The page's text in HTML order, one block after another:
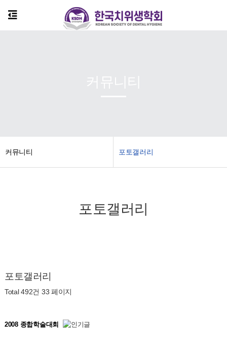
커뮤니티
포토갤러리
포토갤러리
포토갤러리
Total 492건 33 페이지
2008 종합학술대회